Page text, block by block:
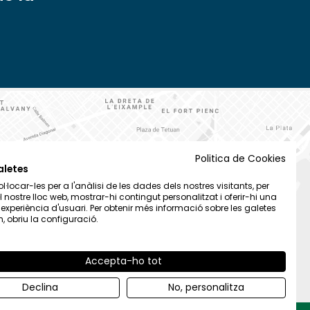
Politica de Cookies
les per a l'anàlisi de les dades dels nostres visitants, per
nostre lloc web, mostrar-hi contingut personalitzat i oferir-hi una
experiència d'usuari. Per obtenir més informació sobre les galetes
obriu la configuració.
Accepta-ho tot
Declina
No, personalitza